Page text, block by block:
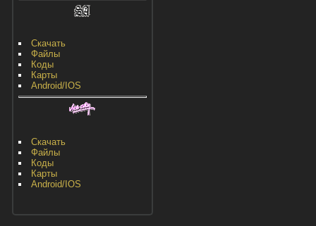
Скачать
Файлы
Коды
Карты
Android/IOS
Скачать
Файлы
Коды
Карты
Android/IOS